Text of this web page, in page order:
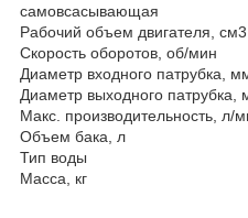
самовсасывающая
Рабочий объем
Скорость оборотов,
Диаметр входного
Диаметр выходного
Макс.
Объем бака,
Тип воды
Масса, кг